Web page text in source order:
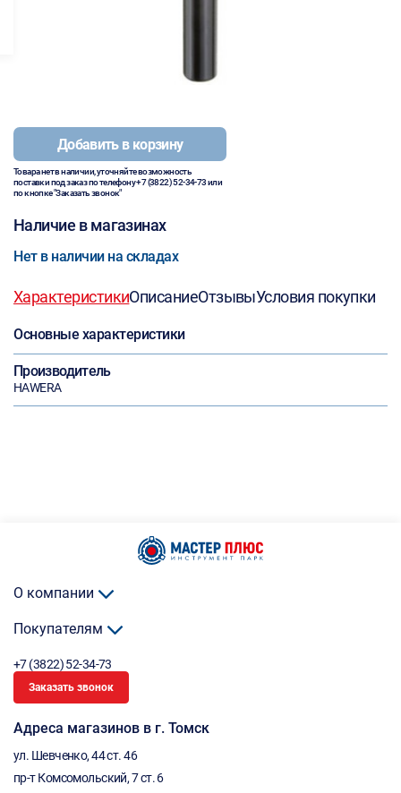
Добавить в корзину
Товара нет в наличии, уточняйте возможность
поставки под заказ по телефону+7 (3822) 52-34-73или
по кнопке "Заказать звонок"
Наличие в магазинах
Нет в наличии на складах
ХарактеристикиОписаниеОтзывыУсловия покупки
Основные характеристики
Производитель
HAWERA
О компании
Покупателям
+7 (3822) 52-34-73
Заказать звонок
Адреса магазинов в г. Томск
ул. Шевченко, 44 ст. 46
пр-т Комсомольский, 7 ст. 6